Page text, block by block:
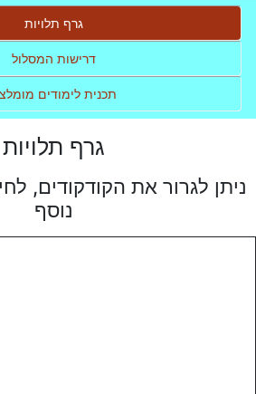
גרף תלויות
דרישות המסלול
תכנית לימודים
גרף תלויות
ניתן לגרור את הקודקודים,
נוסף